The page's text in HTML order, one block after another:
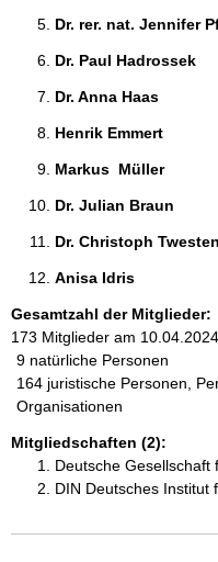
Dr. rer. nat. Jennifer
Dr. Paul Hadrossek
Dr. Anna Haas
Henrik Emmert
Markus  Müller
Dr. Julian Braun
Dr. Christoph Twesten
Anisa Idris
Gesamtzahl der Mitglieder:
173 Mitglieder am
9 natürliche Personen
164 juristische Personen,
Organisationen
Mitgliedschaften (2):
Deutsche Gesellschaft
DIN Deutsches Institut